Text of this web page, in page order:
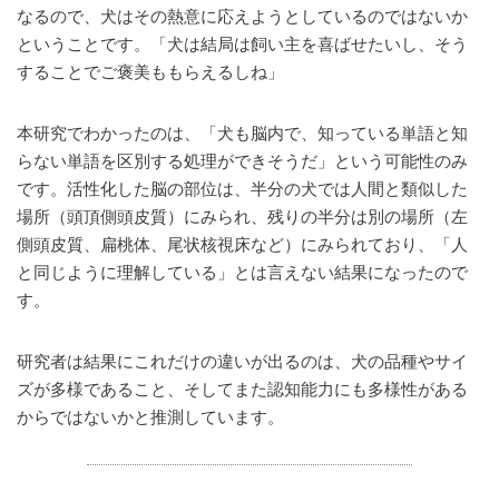
なるので、犬はその熱意に応えようとしているのではないか
ということです。「犬は結局は飼い主を喜ばせたいし、そう
することでご褒美ももらえるしね」
本研究でわかったのは、「犬も脳内で、知っている単語と知
らない単語を区別する処理ができそうだ」という可能性のみ
です。活性化した脳の部位は、半分の犬では人間と類似した
場所（頭頂側頭皮質）にみられ、残りの半分は別の場所（左
側頭皮質、扁桃体、尾状核視床など）にみられており、「人
と同じように理解している」とは言えない結果になったので
す。
研究者は結果にこれだけの違いが出るのは、犬の品種やサイ
ズが多様であること、そしてまた認知能力にも多様性がある
からではないかと推測しています。